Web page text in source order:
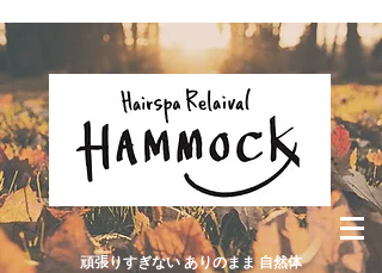
頑張りすぎない ありのまま 自然体